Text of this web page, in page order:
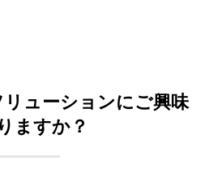
ューションにご興味
ますか？